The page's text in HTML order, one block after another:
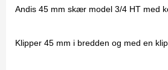
Andis 45 mm skær model 3/4 HT med
Klipper 45 mm i bredden og med en